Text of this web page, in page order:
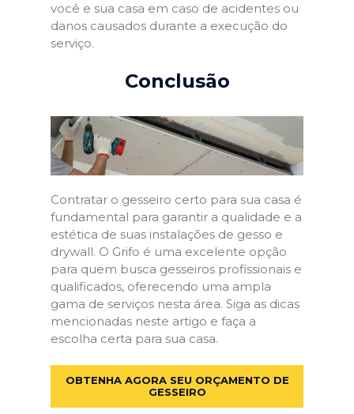
você e sua casa em caso de acidentes ou
danos causados durante a execução do
serviço.
Conclusão
Contratar o gesseiro certo para sua casa é
fundamental para garantir a qualidade e a
estética de suas instalações de gesso e
drywall. O Grifo é uma excelente opção
para quem busca gesseiros profissionais e
qualificados, oferecendo uma ampla
gama de serviços nesta área. Siga as dicas
mencionadas neste artigo e faça a
escolha certa para sua casa.
OBTENHA AGORA SEU ORÇAMENTO DE
GESSEIRO